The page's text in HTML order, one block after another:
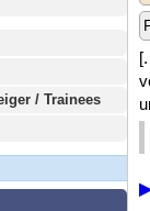
/ Trainees